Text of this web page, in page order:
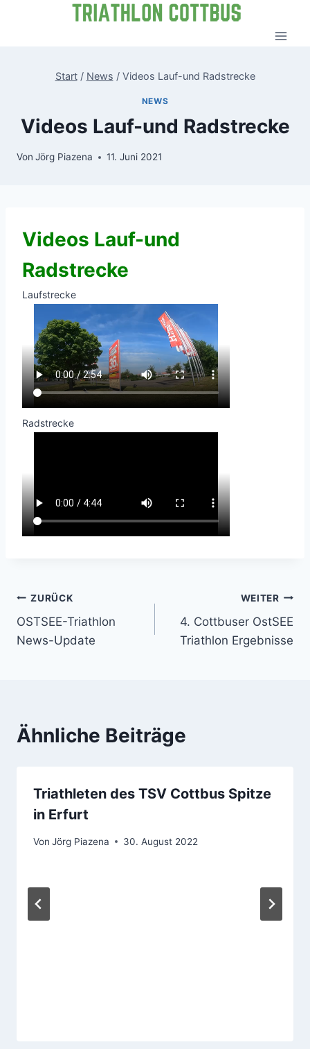
Start / News / Videos Lauf-und Radstrecke
NEWS
Videos Lauf-und Radstrecke
Von Jörg Piazena 11. Juni 2021
Videos Lauf-und
Radstrecke
Laufstrecke
Radstrecke
Beitragsnavigation
ZURÜCK
OSTSEE-Triathlon
News-Update
WEITER
4. Cottbuser OstSEE
Triathlon Ergebnisse
Ähnliche Beiträge
Triathleten des TSV Cottbus Spitze
in Erfurt
Von Jörg Piazena 30. August 2022